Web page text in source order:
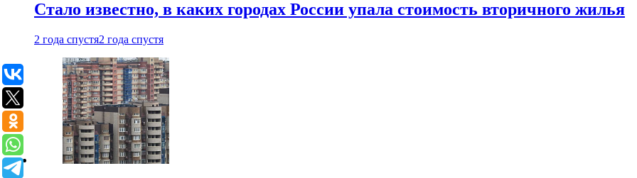
Стало известно, в каких городах России упала стоимость вторичного жилья
2 года спустя2 года спустя